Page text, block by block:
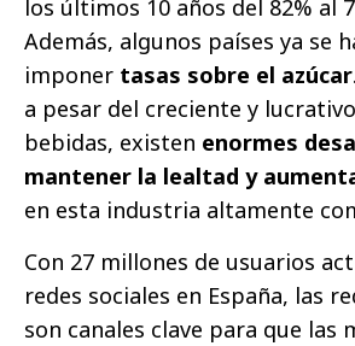
los últimos 10 años del 82% al
Además, algunos países ya se
imponer tasas sobre el azúcar
a pesar del creciente y
bebidas, existen enormes
mantener la lealtad y
en esta industria altamente
Con 27 millones de usuarios
redes sociales en España, las
son canales clave para que las